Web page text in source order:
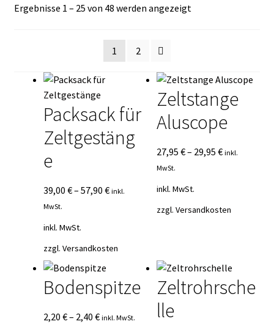
Kasse
Mein Konto
Vertrag widerrufen
Warenkorb
Ergebnisse 1 – 25 von 48 werden angezeigtNach
1
2
Packsack für
Zeltgestäng
e
39,00 €– 57,90 € inkl.
MwSt.
inkl. MwSt.
zzgl. Versandkosten
Zeltstange
Aluscope
27,95€– 29,95€ inkl.
MwSt.
inkl. MwSt.
zzgl.Versandkosten
Bodenspitze
2,20 €– 2,40 € inkl. MwSt.
Zeltrohrsche
lle